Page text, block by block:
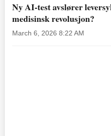
Ny AI-test avslører
medisinsk revolusjon?
March 6, 2026 8:22 AM